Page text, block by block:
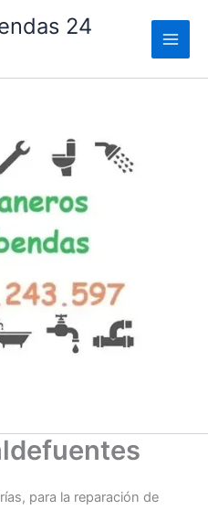
24
para la reparación de